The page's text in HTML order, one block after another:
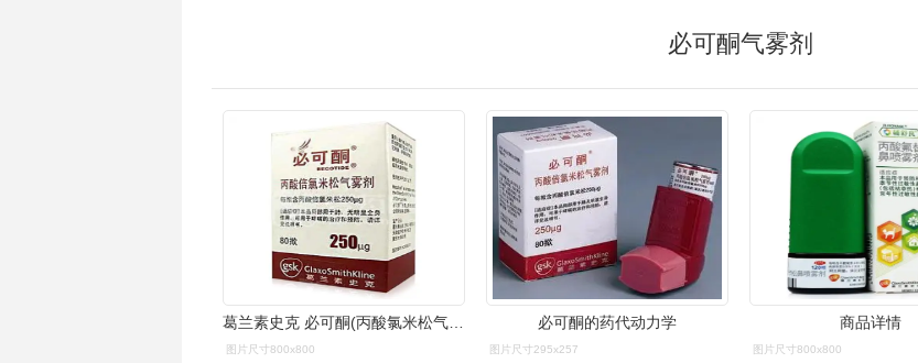
必可酮气雾剂
葛兰素史克 必可酮(丙酸氯米松气雾剂)250μg*80喷/瓶
图片尺寸800x800
必可酮的药代动力学
图片尺寸295x257
商品详情
图片尺寸800x800